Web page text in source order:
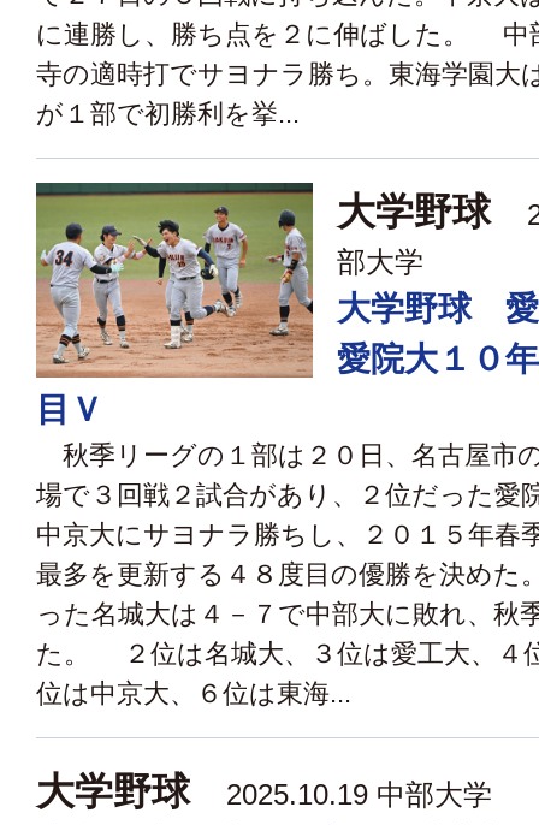
に連勝し、勝ち点を２に伸ばした。 中
寺の適時打でサヨナラ勝ち。東海学園大
が１部で初勝利を挙...
大学野球
部大学
大学野球
愛院大１０
目Ｖ
秋季リーグの１部は２０日、名古屋市
場で３回戦２試合があり、２位だった愛
中京大にサヨナラ勝ちし、２０１５年春
最多を更新する４８度目の優勝を決めた
った名城大は４－７で中部大に敗れ、秋
た。 ２位は名城大、３位は愛工大、４
位は中京大、６位は東海...
大学野球 2025.10.19 中部大学